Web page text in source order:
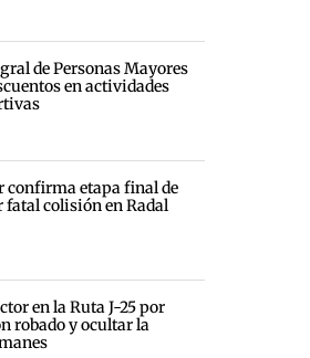
de Personas Mayores
en actividades
confirma etapa final de
colisión en Radal
en la Ruta J-25 por
robado y ocultar la